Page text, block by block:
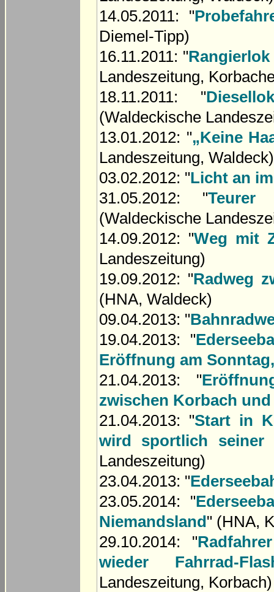
14.05.2011: "
Diemel-Tipp)
16.11.2011: "
Landeszeitung,
18.11.2011: "
(Waldeckische
13.01.2012: "„Keine
Landeszeitung, Waldeck)
03.02.2012: "Licht an
31.05.2012: "
(Waldeckische
14.09.2012: "Weg mit
Landeszeitung)
19.09.2012: "Radweg
(HNA, Waldeck)
09.04.2013: "
19.04.2013: "
Eröffnung am
21.04.2013: "
zwischen Korbach
21.04.2013: "Start in
wird sportlich seiner
Landeszeitung)
23.04.2013: "
23.05.2014: "
Niemandsland" (HNA,
29.10.2014: "
wieder Fahrrad-
Landeszeitung, Korbach)